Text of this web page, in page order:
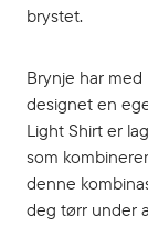
brystet.
Brynje har
designet en
Light Shirt er
som
denne
deg tørr under